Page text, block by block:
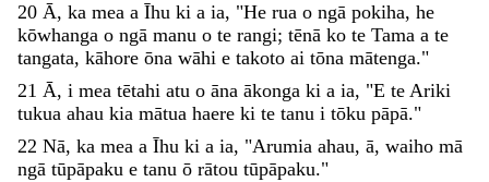
20 Ā, ka mea a Īhu ki a ia, "He rua o ngā pokiha, he
kōwhanga o ngā manu o te rangi; tēnā ko te Tama a te
tangata, kāhore ōna wāhi e takoto ai tōna mātenga."
21 Ā, i mea tētahi atu o āna ākonga ki a ia, "E te Ariki
tukua ahau kia mātua haere ki te tanu i tōku pāpā."
22 Nā, ka mea a Īhu ki a ia, "Arumia ahau, ā, waiho mā
ngā tūpāpaku e tanu ō rātou tūpāpaku."